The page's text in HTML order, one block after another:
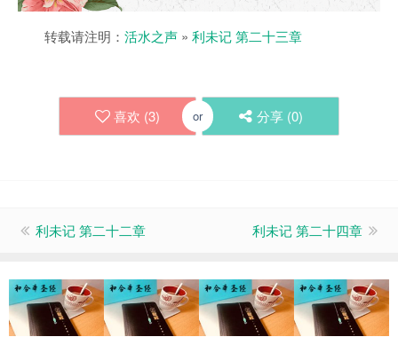
转载请注明： 活水之声 » 利未记 第二十三章
喜欢 (3) or 分享 (0)
利未记 第二十二章 利未记 第二十四章